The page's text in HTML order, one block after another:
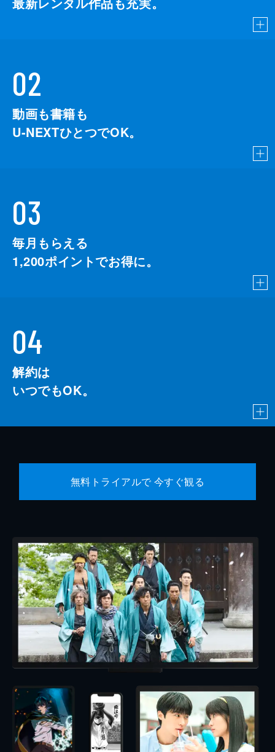
02
動画も書籍も
U-NEXTひとつでOK。
03
毎月もらえる
1,200ポイントでお得に。
04
解約は
いつでもOK。
無料トライアルで 今すぐ観る